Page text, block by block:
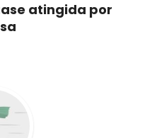
atingida por